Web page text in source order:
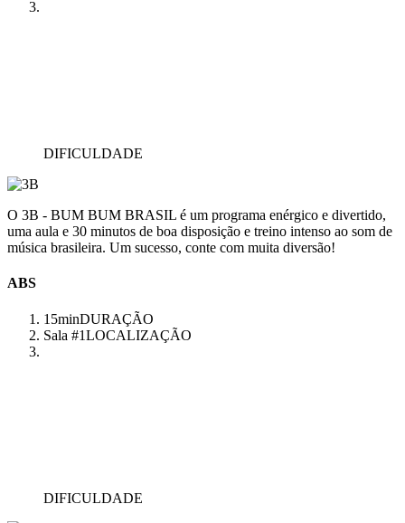
DIFICULDADE
O 3B - BUM BUM BRASIL é um programa enérgico e divertido,
uma aula e 30 minutos de boa disposição e treino intenso ao som de
música brasileira. Um sucesso, conte com muita diversão!
ABS
15minDURAÇÃO
Sala #1LOCALIZAÇÃO
DIFICULDADE